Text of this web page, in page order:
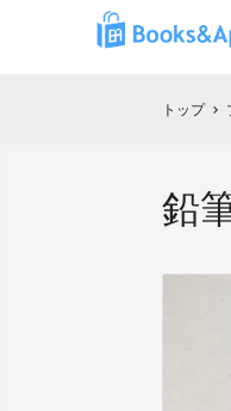
トップ chevron_right
鉛